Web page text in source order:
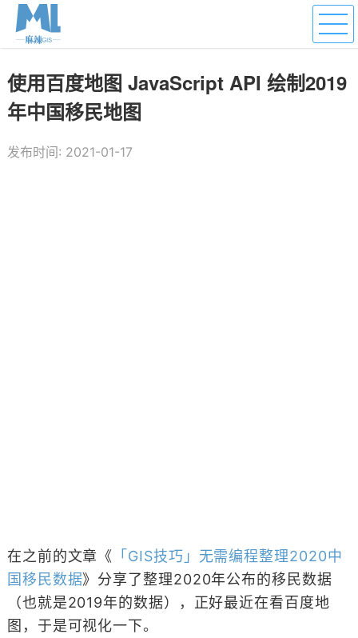
使用百度地图 JavaScript API 绘制2019
年中国移民地图
发布时间: 2021-01-17
在之前的文章《
「GIS技巧」无需编程整理2020中
国移民数据》分享了整理2020年公布的移民数据
（也就是2019年的数据），正好最近在看百度地
图，于是可视化一下。